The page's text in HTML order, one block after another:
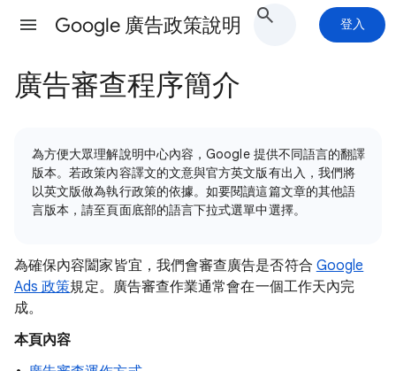
Google 廣告政策說明 登入
廣告審查程序簡介
為方便大眾理解說明中心內容，Google 提供不同語言的翻譯
版本。若政策內容譯文的文意與官方英文版有出入，我們將
以英文版做為執行政策的依據。如要閱讀這篇文章的其他語
言版本，請至頁面底部的語言下拉式選單中選擇。
為確保內容闔家皆宜，我們會審查廣告是否符合 Google
Ads 政策規定。廣告審查作業通常會在一個工作天內完
成。
本頁內容